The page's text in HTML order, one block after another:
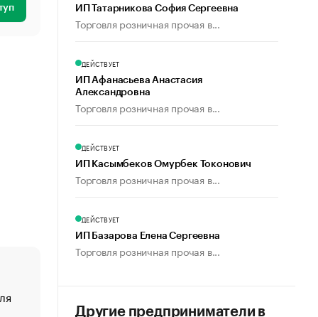
создавшей GTA
ИП Татарникова София Сергеевна
Торговля розничная прочая в...
ДЕЙСТВУЕТ
ИП Афанасьева Анастасия
Александровна
Торговля розничная прочая в...
ДЕЙСТВУЕТ
ИП Касымбеков Омурбек Токонович
Торговля розничная прочая в...
ДЕЙСТВУЕТ
ИП Базарова Елена Сергеевна
Торговля розничная прочая в...
Другие предприниматели в